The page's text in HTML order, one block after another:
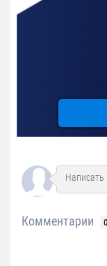
Комментарии 0